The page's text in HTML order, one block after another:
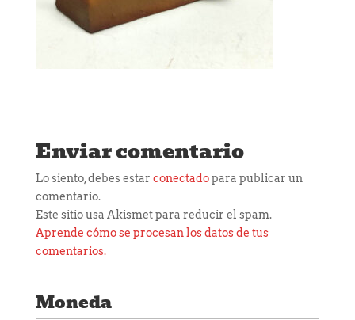
Enviar comentario
Lo siento, debes estar conectadopara publicar un
comentario.
Este sitio usa Akismet para reducir el spam.
Aprende cómo se procesan los datos de tus
comentarios.
Moneda